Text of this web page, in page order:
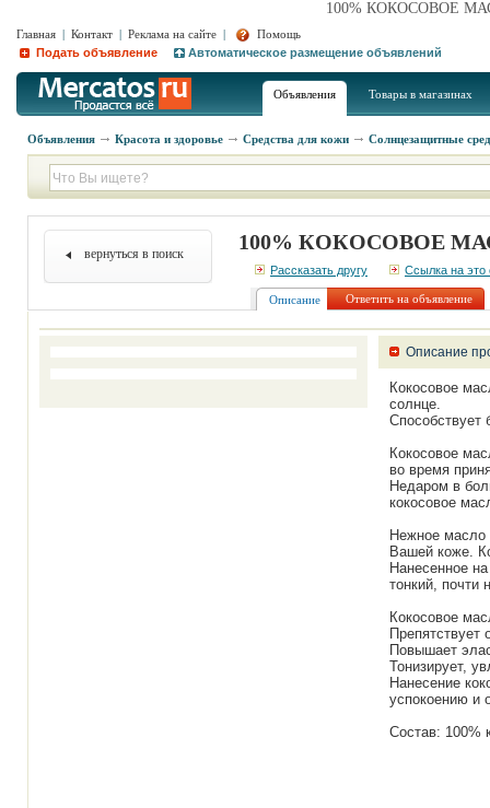
100% КОКОСОВОЕ
Главная | Контакт | Реклама на сайте |
Помощь
Подать объявление
Автоматическое размещение объявлений
Объявления Товары в магазинах
Объявления Красота и здоровье Средства для кожи Солнцезащитные
вернуться в поиск 100% КОКОСОВОЕ
Рассказать другу Ссылка на это
Описание Ответить на объявление
Описание
Кокосовое
солнце.
Способствует
Кокосовое
во время
Недаром в
кокосовое
Нежное масло
Вашей коже.
Нанесенное
тонкий, почти
Кокосовое
Повышает
Тонизирует,
Нанесение
успокоению и
Состав: 100%